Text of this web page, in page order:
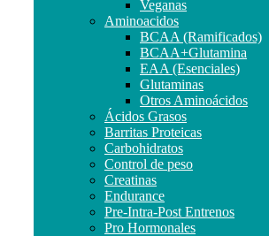
Veganas
Aminoacidos
BCAA (Ramificados)
BCAA+Glutamina
EAA (Esenciales)
Glutaminas
Otros Aminoácidos
Ácidos Grasos
Barritas Proteicas
Carbohidratos
Control de peso
Creatinas
Endurance
Pre-Intra-Post Entrenos
Pro Hormonales